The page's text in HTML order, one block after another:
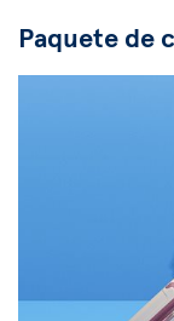
Paquete de